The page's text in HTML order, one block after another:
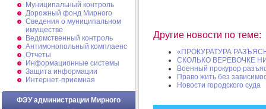
Муниципальный контроль
Дорожный фонд Мирного
Cведения о муниципальном
имуществе
Ведомственный контроль
Антимонопольный комплаенс
Отчеты
Информационные системы
Защита информации
Интернет-приемная
ФЭУ администрации Мирного
Другие новости по теме:
«ПРОКУРАТУРА
СКОЛЬКО ВЕРЕВОЧКЕ
Военный прокурор
Право жить без
Новости городского суда